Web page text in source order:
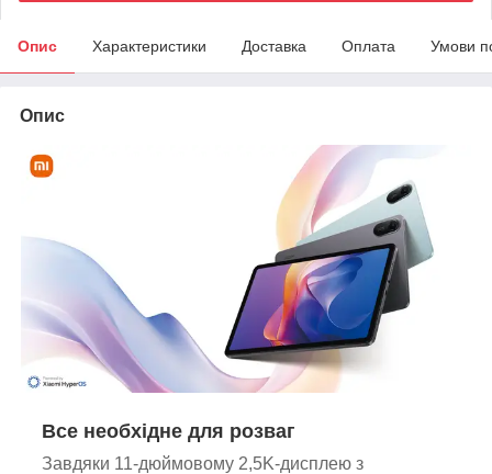
Опис Характеристики Доставка Оплата Умови
Опис
Все необхідне для розваг
Завдяки 11-дюймовому 2,5K-дисплею з